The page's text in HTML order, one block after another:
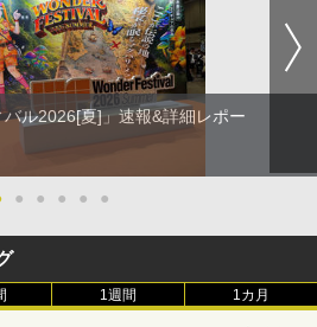
バル2026[夏]」速報&詳細レポー
● ● ● ● ●
1週間 1カ月